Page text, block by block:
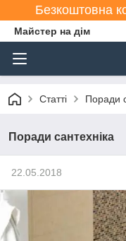
Безкоштовна
Майстер на дім
Статті Поради
Поради сантехніка
22.05.2018